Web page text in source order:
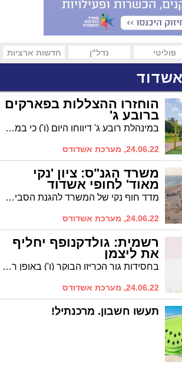
פוליטי נדל"ן חדשות ארציות
הוחזרו ההצללות בפארקים
ברובע ג'
במינהלת רובע ג' דיווחו היום (ו') כי במהלך השבוע האחרון הוחזרו ההצללות בכלל הפארקים ברובע. בין היתר הוזחרו הצללות מתוקנות בגני יהונתן ובבעלזא
24.06.22, מערכת אשדודס
משרד הגנ"ס: ציון 'נקי
מאוד' לחופי אשדוד
מדד חוף נקי של המשרד להגנת הסביבה לחודש יוני 2022, מדרג את אשדוד בצמרת החופים הנקיים בישראל בבדיקה שנערכת על בסיס חודשי.
24.06.22, מערכת אשדודס
רשמית: גולדקנופף יחליף
את ליצמן
בחסידות גור הכריזו הבוקר (ו') באופן רשמי כי הרב יצחק גולדקנופף, שניהל בעבר את מאבקי השבת באשדוד, הוא המועמד להחליפו בבחירות הקרובות.
24.06.22, מערכת אשדודס
תעשו חשבון. מרכנתיל!